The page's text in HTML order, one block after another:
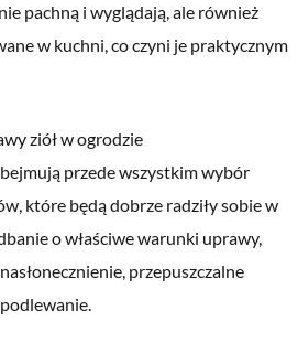
pachną i wyglądają, ale również
w kuchni, co czyni je praktycznym
ziół w ogrodzie
przede wszystkim wybór
które będą dobrze radziły sobie w
o właściwe warunki uprawy,
przepuszczalne